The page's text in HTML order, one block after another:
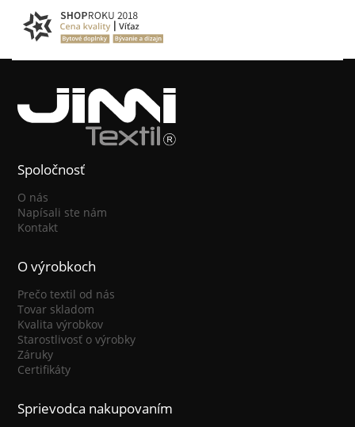
Spoločnosť
O nás
Napísali ste nám
Kontakt
O výrobkoch
Prečo textil od nás
Tovar skladom
Kvalita výrobkov
Starostlivosť o výrobky
Záruky
Certifikáty
Sprievodca nakupovaním